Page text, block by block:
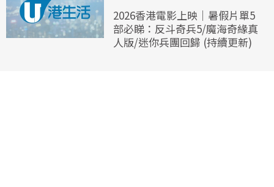
2026香港電影上映｜暑假片單5
部必睇：反斗奇兵5/魔海奇緣真
人版/迷你兵團回歸 (持續更新)